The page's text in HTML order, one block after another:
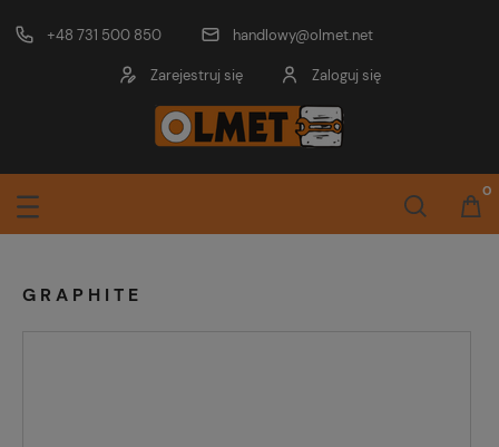
+48 731 500 850 handlowy@olmet.net
Zarejestruj się Zaloguj się
GRAPHITE